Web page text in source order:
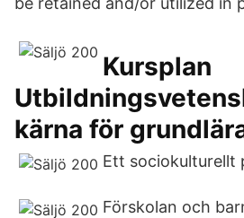
Kursplan
kärna för
Ett sociokulturellt
Förskolan och